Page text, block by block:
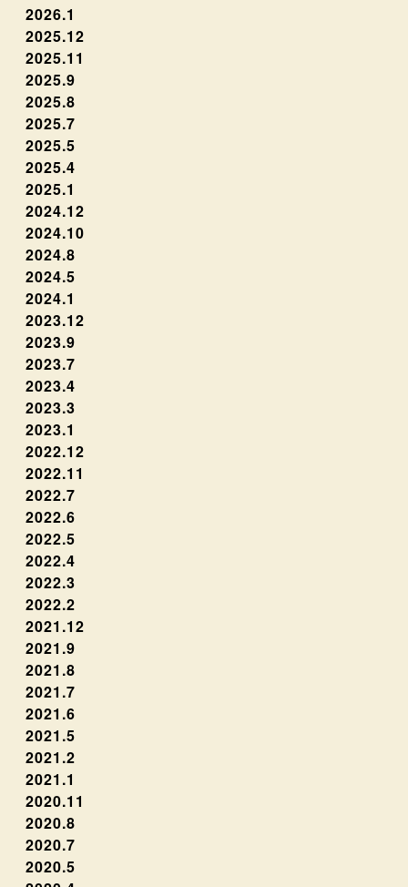
2026.1
2025.12
2025.11
2025.9
2025.8
2025.7
2025.5
2025.4
2025.1
2024.12
2024.10
2024.8
2024.5
2024.1
2023.12
2023.9
2023.7
2023.4
2023.3
2023.1
2022.12
2022.11
2022.7
2022.6
2022.5
2022.4
2022.3
2022.2
2021.12
2021.9
2021.8
2021.7
2021.6
2021.5
2021.2
2021.1
2020.11
2020.8
2020.7
2020.5